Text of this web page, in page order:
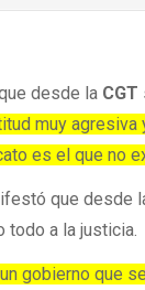
desde la CGT
muy
es el que no
que desde
todo a la justicia.
gobierno que